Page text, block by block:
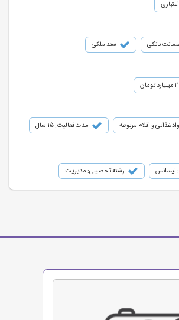
اعتباری
بانکی سند ملکی
غذایی و اقلام مربوطه مدت فعالیت: 15 سال
لیسانس رشته تحصیلی: مدیریت